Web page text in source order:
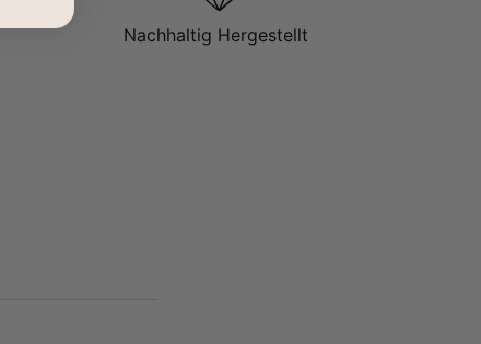
Nachhaltig Hergestellt